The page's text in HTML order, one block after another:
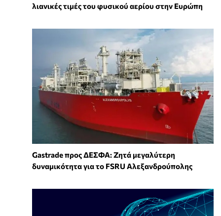
λιανικές τιμές του φυσικού αερίου στην Ευρώπη
Gastrade προς ΔΕΣΦΑ: Ζητά μεγαλύτερη
δυναμικότητα για το FSRU Αλεξανδρούπολης